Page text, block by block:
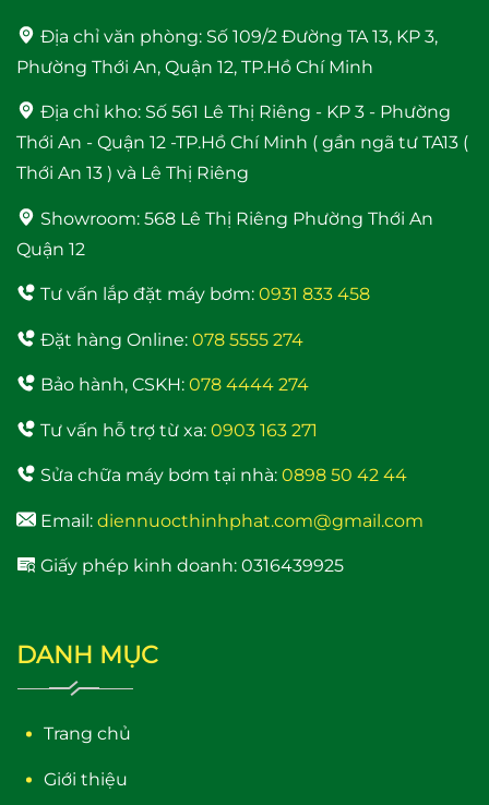
PS-01B Rơ le thông
minh cho máy bơm
Trời Bình Minh 120 Lít
bảo hành 4 năm
đẩy cao Samico 200w
Địa chỉ văn phòng: Số 109/2 Đường TA 13, KP 3,
Phường Thới An, Quận 12, TP.Hồ Chí Minh
Địa chỉ kho: Số 561 Lê Thị Riêng - KP 3 - Phường
Thới An - Quận 12 -TP.Hồ Chí Minh ( gần ngã tư TA13 (
Thới An 13 ) và Lê Thị Riêng
Showroom: 568 Lê Thị Riêng Phường Thới An
Quận 12
Tư vấn lắp đặt máy bơm: 0931 833 458
Đặt hàng Online: 078 5555 274
Bảo hành, CSKH: 078 4444 274
Tư vấn hỗ trợ từ xa: 0903 163 271
Sửa chữa máy bơm tại nhà: 0898 50 42 44
Email: diennuocthinhphat.com@gmail.com
Giấy phép kinh doanh: 0316439925
DANH MỤC
Trang chủ
Giới thiệu